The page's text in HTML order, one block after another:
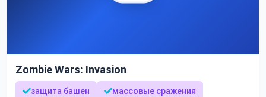
Zombie Wars: Invasion
защита башен массовые сражения